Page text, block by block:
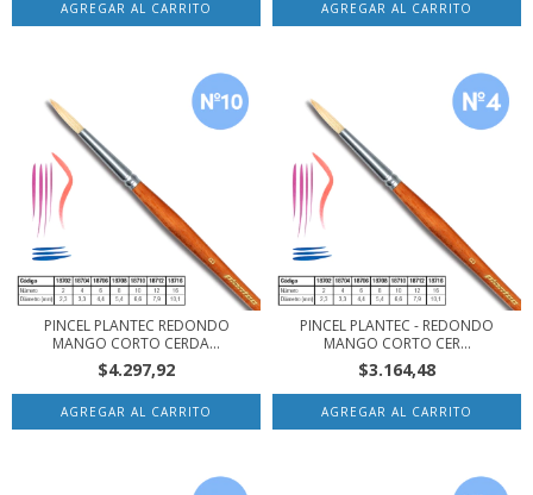
PINCEL PLANTEC REDONDO
MANGO CORTO CERDA...
$4.297,92
PINCEL PLANTEC - REDONDO
MANGO CORTO CER...
$3.164,48